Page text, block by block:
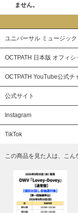
ません。
ユニバーサル ミュージッ
OCTPATH 日本版 オフィシ
OCTPATH YouTube公式チ
公式サイト
Instagram
TikTok
この商品を見た人は、こん